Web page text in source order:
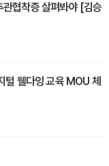
관협착증 살펴봐야 [김승
털 웰다잉 교육 MOU 체